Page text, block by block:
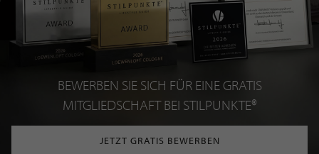
BEWERBEN SIE SICH FÜR EINE GRATIS
MITGLIEDSCHAFT BEI STILPUNKTE®
JETZT GRATIS BEWERBEN